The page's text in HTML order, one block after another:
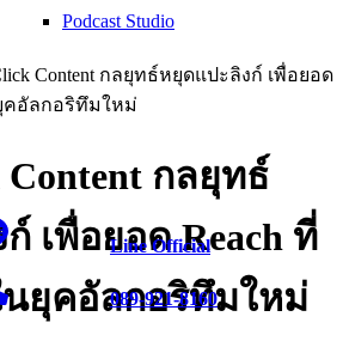
Podcast Studio
Line Official
089-921-8160
Content กลยุทธ์หยุดแปะลิงก์ เพื่อยอด
คอัลกอริทึมใหม่
Content กลยุทธ์
เพื่อยอด Reach ที่
ยุคอัลกอริทึมใหม่